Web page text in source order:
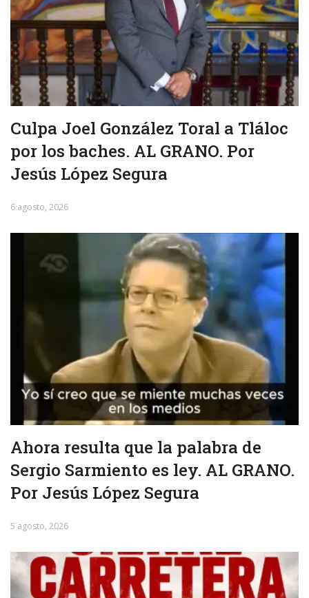
Culpa Joel González Toral a Tláloc
por los baches. AL GRANO. Por
Jesús López Segura
6 agosto, 2026
Ahora resulta que la palabra de
Sergio Sarmiento es ley. AL GRANO.
Por Jesús López Segura
5 agosto, 2026